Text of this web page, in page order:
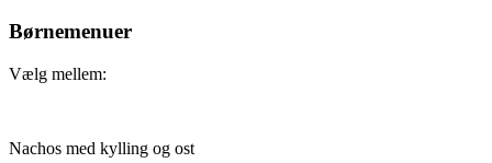
Børnemenuer
Vælg mellem:
Nachos med kylling og ost